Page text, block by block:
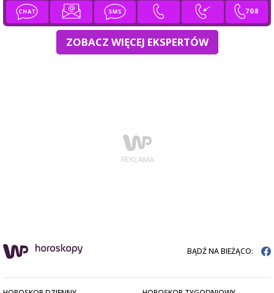
ZOBACZ WIĘCEJ EKSPERTÓW
BĄDŹ NA BIEŻĄCO: